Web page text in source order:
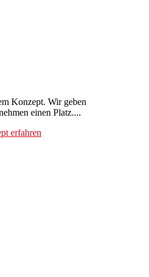
Konzept. Wir geben
einen Platz....
erfahren